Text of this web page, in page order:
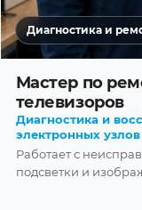
Диагностика и
Мастер по
телевизоров
Диагностика и
электронных узлов
Работает с
подсветки и